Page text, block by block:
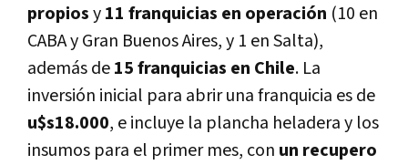
propiosy11 franquicias en operación (10 en
CABA y Gran Buenos Aires, y 1 en Salta),
además de15 franquicias en Chile. La
inversión inicial para abrir una franquicia es de
u$s18.000, e incluye la plancha heladera y los
insumos para el primer mes, con un recupero